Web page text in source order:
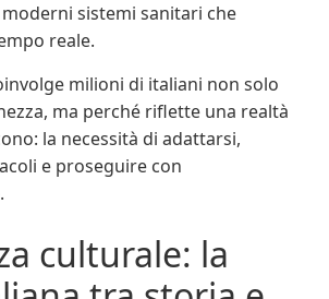
moderni sistemi sanitari che
reale.
milioni di italiani non solo
ma perché riflette una realtà
la necessità di adattarsi,
e proseguire con
culturale: la